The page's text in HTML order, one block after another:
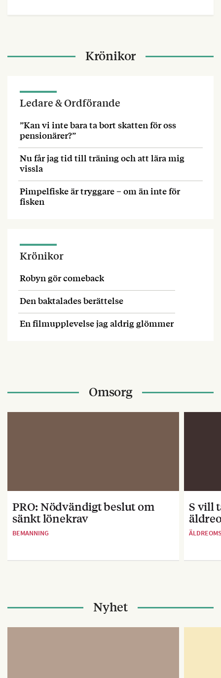
Krönikor
Ledare & Ordförande
”Kan vi inte bara ta bort skatten för oss
pensionärer?”
Nu får jag tid till träning och att lära mig
vissla
Pimpelfiske är tryggare – om än inte för
fisken
Krönikor
Robyn gör comeback
Den baktalades berättelse
En filmupplevelse jag aldrig glömmer
Omsorg
PRO: Nödvändigt beslut om
sänkt lönekrav
BEMANNING
S vill
Nyhet